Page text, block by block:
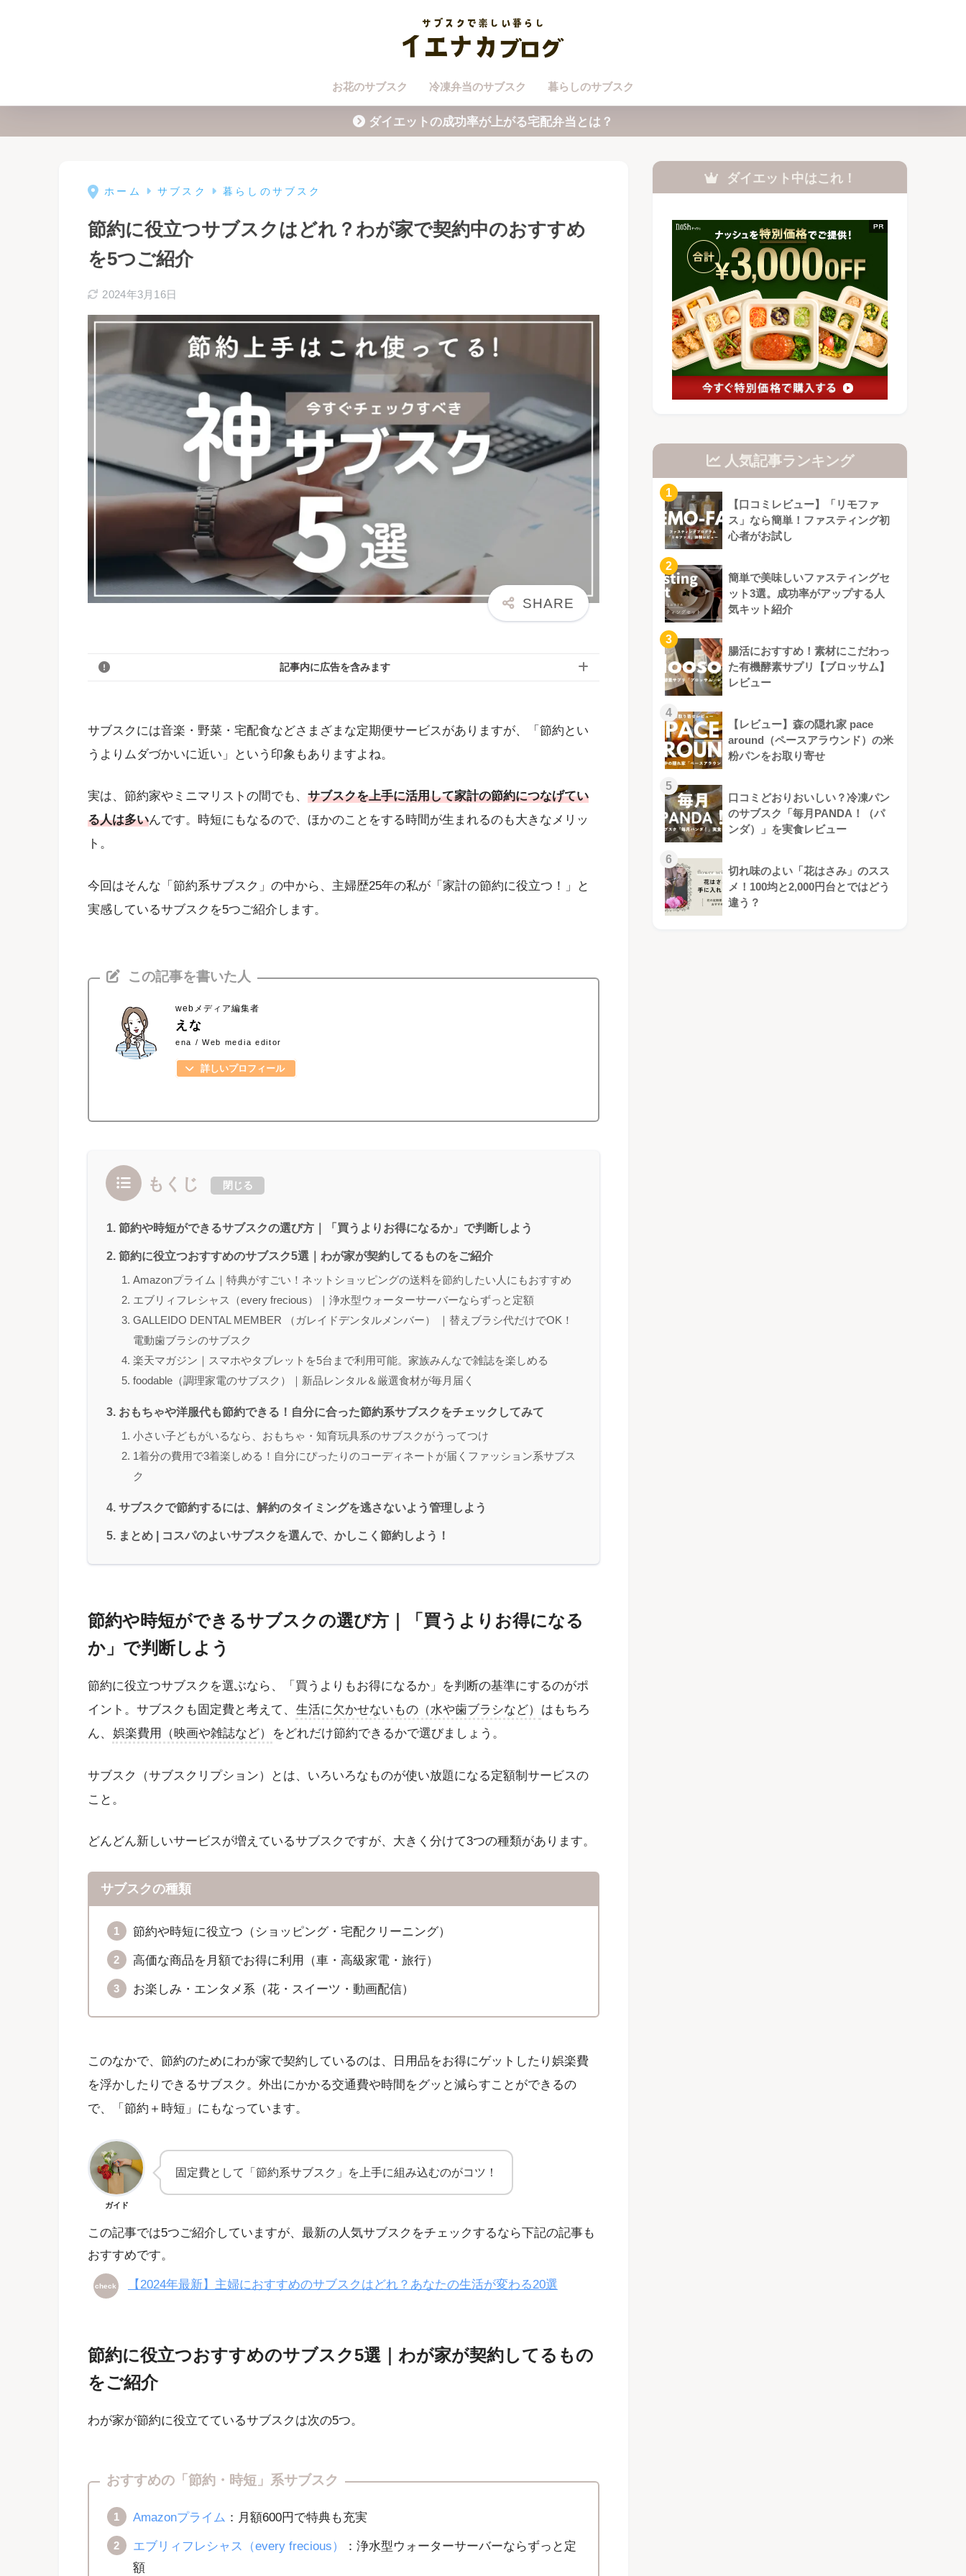
お花のサブスク 冷凍弁当のサブスク 暮らしのサブスク
ダイエットの成功率が上がる宅配弁当とは？
ホーム サブスク 暮らしのサブスク
節約に役立つサブスクはどれ？わが家で契約中のおすすめ
を5つご紹介
2024年3月16日
記事内に広告を含みます
サブスクには音楽・野菜・宅配食などさまざまな定期便サービスがありますが、「節約とい
うよりムダづかいに近い」という印象もありますよね。
実は、節約家やミニマリストの間でも、 サブスクを上手に活用して家計の節約につなげてい
る人は多いんです。時短にもなるので、ほかのことをする時間が生まれるのも大きなメリッ
ト。
今回はそんな「節約系サブスク」の中から、主婦歴25年の私が「家計の節約に役立つ！」と
実感しているサブスクを5つご紹介します。
この記事を書いた人
webメディア編集者
えな
ena / Web media editor
詳しいプロフィール
もくじ 閉じる
節約や時短ができるサブスクの選び方｜「買うよりお得になるか」で判断しよう
節約に役立つおすすめのサブスク5選｜わが家が契約してるものをご紹介
Amazonプライム｜特典がすごい！ネットショッピングの送料を節約したい人にもおすすめ
エブリィフレシャス（every frecious）｜浄水型ウォーターサーバーならずっと定額
GALLEIDO DENTAL MEMBER （ガレイドデンタルメンバー） ｜替えブラシ代だけでOK！
電動歯ブラシのサブスク
楽天マガジン｜スマホやタブレットを5台まで利用可能。家族みんなで雑誌を楽しめる
foodable（調理家電のサブスク）｜新品レンタル＆厳選食材が毎月届く
おもちゃや洋服代も節約できる！自分に合った節約系サブスクをチェックしてみて
小さい子どもがいるなら、おもちゃ・知育玩具系のサブスクがうってつけ
1着分の費用で3着楽しめる！自分にぴったりのコーディネートが届くファッション系サブス
ク
サブスクで節約するには、解約のタイミングを逃さないよう管理しよう
まとめ | コスパのよいサブスクを選んで、かしこく節約しよう！
節約や時短ができるサブスクの選び方｜「買うよりお得になる
か」で判断しよう
節約に役立つサブスクを選ぶなら、「買うよりもお得になるか」を判断の基準にするのがポ
イント。サブスクも固定費と考えて、 生活に欠かせないもの（水や歯ブラシなど）
はもちろ
ん、 娯楽費用（映画や雑誌など） をどれだけ節約できるかで選びましょう。
サブスク（サブスクリプション）とは、いろいろなものが使い放題になる定額制サービスの
こと。
どんどん新しいサービスが増えているサブスクですが、大きく分けて3つの種類があります。
サブスクの種類
節約や時短に役立つ（ショッピング・宅配クリーニング）
高価な商品を月額でお得に利用（車・高級家電・旅行）
お楽しみ・エンタメ系（花・スイーツ・動画配信）
このなかで、節約のためにわが家で契約しているのは、日用品をお得にゲットしたり娯楽費
を浮かしたりできるサブスク。外出にかかる交通費や時間をグッと減らすことができるの
で、「節約＋時短」にもなっています。
ガイド
固定費として「節約系サブスク」を上手に組み込むのがコツ！
この記事では5つご紹介していますが、最新の人気サブスクをチェックするなら下記の記事も
おすすめです。
check 【2024年最新】主婦におすすめのサブスクはどれ？あなたの生活が変わる20選
節約に役立つおすすめのサブスク5選｜わが家が契約してるもの
をご紹介
わが家が節約に役立てているサブスクは次の5つ。
おすすめの「節約・時短」系サブスク
Amazonプライム ：月額600円で特典も充実
エブリィフレシャス（every frecious）
：浄水型ウォーターサーバーならずっと定
額
ダイエット中はこれ！
人気記事ランキング
1
【口コミレビュー】「リモファ
ス」なら簡単！ファスティング初
心者がお試し
2
簡単で美味しいファスティングセ
ット3選。成功率がアップする人
気キット紹介
3
腸活におすすめ！素材にこだわっ
た有機酵素サプリ【ブロッサム】
レビュー
4
【レビュー】森の隠れ家 pace
around（ペースアラウンド）の米
粉パンをお取り寄せ
5
口コミどおりおいしい？冷凍パン
のサブスク「毎月PANDA！（パ
ンダ）」を実食レビュー
6
切れ味のよい「花はさみ」のスス
メ！100均と2,000円台とではどう
違う？